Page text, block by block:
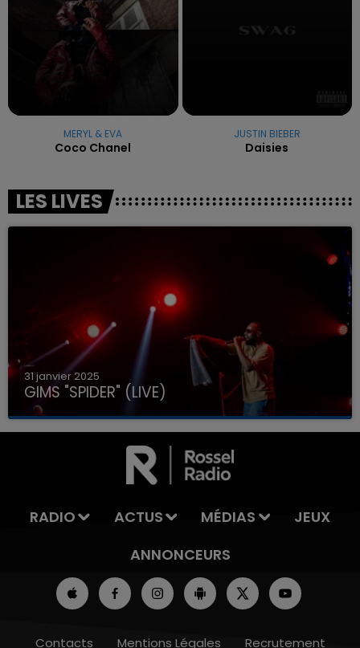
MERYL & EVA
Coco Chanel
JUSTIN BIEBER
Daisies
LES LIVES
31 janvier 2025
GIMS "SPIDER" (LIVE)
RADIO ACTUS MÉDIAS
JEUX
ANNONCEURS
Contacts Mentions Légales Recrutement